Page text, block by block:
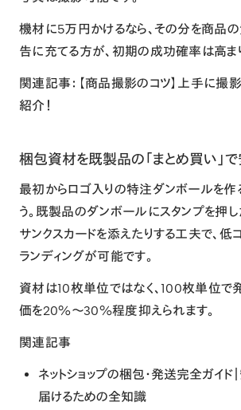
機材に5万円かけるなら、その分を商品
告に充てる方が、初期の成功確率は高ま
関連記事： 【商品撮影のコツ】上手に撮
紹介！
梱包資材を既製品の「まとめ買い」で
最初からロゴ入りの特注ダンボールを作
う。既製品のダンボールにスタンプを押し
サンクスカードを添えたりする工夫で、低
ランディングが可能です。
資材は10枚単位ではなく、100枚単位で
価を20%〜30%程度抑えられます。
関連記事
ネットショップの梱包・発送完全ガイド
届けるための全知識